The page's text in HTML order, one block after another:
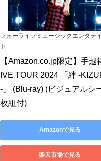
フォーライフミュージックエンタテ
ト
【Amazon.co.jp限定】手越
IVE TOUR 2024 「絆 -
-」 (Blu-ray) (ビジュアルシ
枚組付)
Amazonで見る
楽天市場で見る